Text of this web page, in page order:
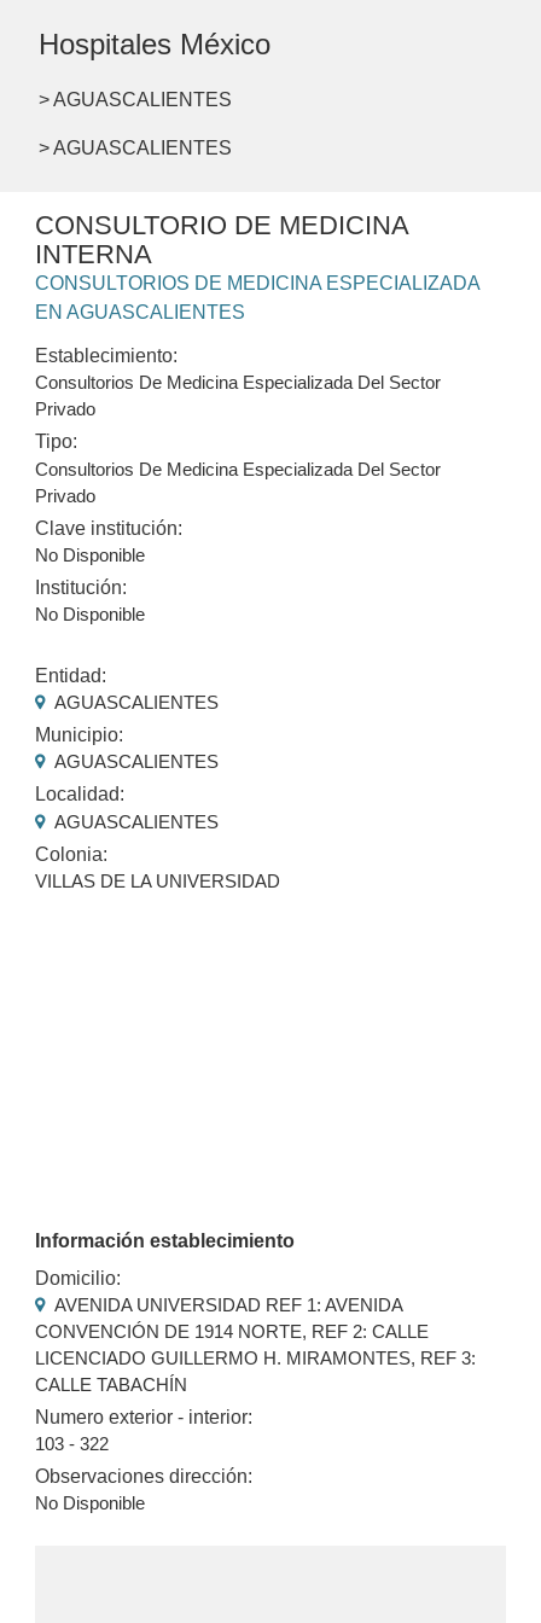
Hospitales México
> AGUASCALIENTES
> AGUASCALIENTES
CONSULTORIO DE MEDICINA
INTERNA
CONSULTORIOS DE MEDICINA ESPECIALIZADA
EN AGUASCALIENTES
Establecimiento:
Consultorios De Medicina Especializada Del Sector
Privado
Tipo:
Consultorios De Medicina Especializada Del Sector
Privado
Clave institución:
No Disponible
Institución:
No Disponible
Entidad:
AGUASCALIENTES
Municipio:
AGUASCALIENTES
Localidad:
AGUASCALIENTES
Colonia:
VILLAS DE LA UNIVERSIDAD
Información establecimiento
Domicilio:
AVENIDA UNIVERSIDAD REF 1: AVENIDA
CONVENCIÓN DE 1914 NORTE, REF 2: CALLE
LICENCIADO GUILLERMO H. MIRAMONTES, REF 3:
CALLE TABACHÍN
Numero exterior - interior:
103 - 322
Observaciones dirección:
No Disponible